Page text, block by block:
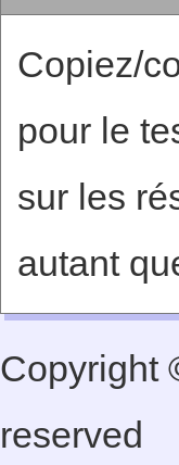
Copiez/
pour le
sur les
autant
Copyright
reserved